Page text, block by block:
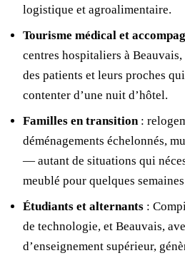
logistique et agroalimentaire.
Tourisme médical et
centres hospitaliers à
des patients et leurs proches
contenter d’une nuit d’hôtel.
Familles en transition:
déménagements échelonnés,
— autant de situations qui
meublé pour quelques
Étudiants et alternants :
de technologie, et Beauvais,
d’enseignement supérieur,